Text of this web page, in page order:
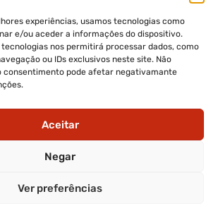
experiências, usamos tecnologias como
e/ou aceder a informações do dispositivo.
nos permitirá processar dados, como
ou IDs exclusivos neste site. Não
consentimento pode afetar negativamante
Aceitar
Negar
Ver preferências
DE DADOS E DE PRIVACIDADE
DA COMPRA
OS-MONTES
OS-MONTES